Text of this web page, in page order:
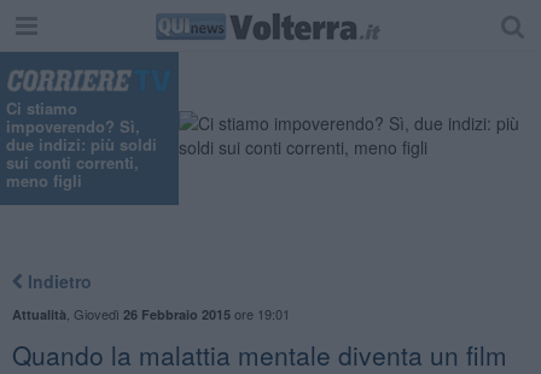
Ci stiamo
impoverendo? Sì,
due indizi: più soldi
sui conti correnti,
meno figli
Indietro
Attualità Giovedì 26 Febbraio 2015ore 19:01
Quando la malattia mentale diventa un film